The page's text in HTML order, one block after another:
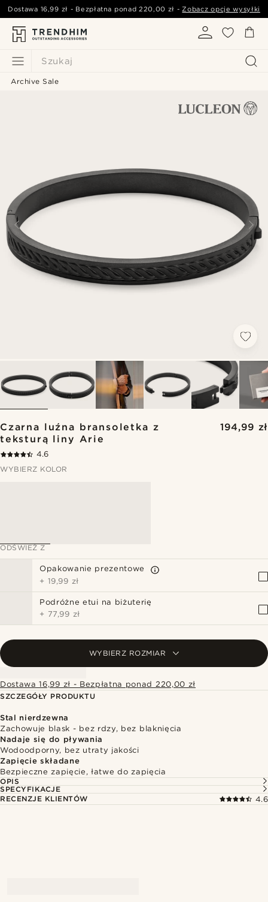
Szukaj
Dostawa 16,99 zł - Bezpłatna ponad220,00 zł -Zobacz opcje wysyłki
Archive Sale
Czarna luźna bransoletka z
teksturą liny Arie
194,99 zł
4.6
WYBIERZ KOLOR
ODŚWIEŻ Z
Opakowanie prezentowe
+ 19,99 zł
Podróżne etui na biżuterię
+ 77,99 zł
WYBIERZ ROZMIAR
Dostawa 16,99 zł - Bezpłatna ponad 220,00 zł
SZCZEGÓŁY PRODUKTU
Stal nierdzewna
Zachowuje blask - bez rdzy, bez blaknięcia
Nadaje się do pływania
Wodoodporny, bez utraty jakości
Zapięcie składane
Bezpieczne zapięcie, łatwe do zapięcia
OPIS
SPECYFIKACJE
RECENZJE KLIENTÓW
4.6